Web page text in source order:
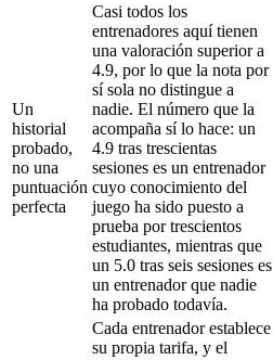
Un
historial
probado,
no una
puntuación
perfecta
Casi todos los
entrenadores aquí tienen
una valoración superior a
4.9, por lo que la nota por
sí sola no distingue a
nadie. El número que la
acompaña sí lo hace: un
4.9 tras trescientas
sesiones es un entrenador
cuyo conocimiento del
juego ha sido puesto a
prueba por trescientos
estudiantes, mientras que
un 5.0 tras seis sesiones es
un entrenador que nadie
ha probado todavía.
Cada entrenador establece
su propia tarifa, y el